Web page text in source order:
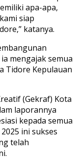
apa-apa,
siap
katanya.
mengajak semua
Tidore Kepulauan
(Gekraf) Kota
laporannya
kepada semua
ini sukses
telah